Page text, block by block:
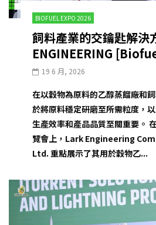
BIOFUEL EXPO 2026
飼料產業的交鑰匙解決
ENGINEERING
19 6 月, 2026
在以穀物為原料的乙醇蒸餾廠和
於將原料穩定研磨至所需粒度，
生產效率和產品品質至關重要。
覽會上，Lark Engineering
Ltd. 重點展示了其用於穀物乙...